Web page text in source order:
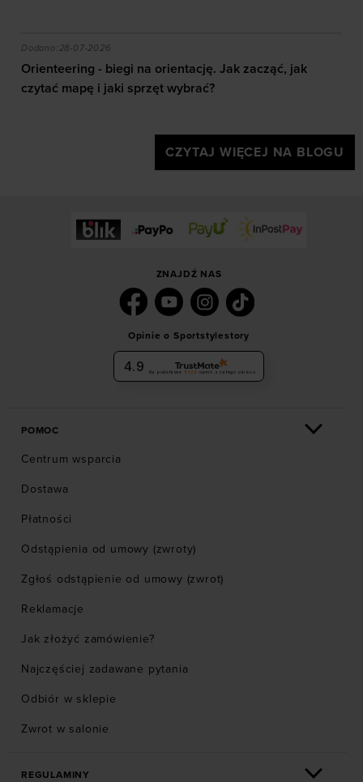
efekty daje trening?
Orienteering - biegi na orientację. Jak zacząć, jak
Dodano:28-07-2026
Orienteering - biegi na orientację. Jak zacząć, jak
czytać mapę i jaki sprzęt wybrać?
CZYTAJ WIĘCEJ NA BLOGU
ZNAJDŹ NAS
Opinie o Sportstylestory
4.9 Na podstawie 6029 opinii z całego okresu
POMOC
Centrum wsparcia
Dostawa
Płatności
Odstąpienia od umowy (zwroty)
Zgłoś odstąpienie od umowy (zwrot)
Reklamacje
Jak złożyć zamówienie?
Najczęściej zadawane pytania
Odbiór w sklepie
Zwrot w salonie
REGULAMINY